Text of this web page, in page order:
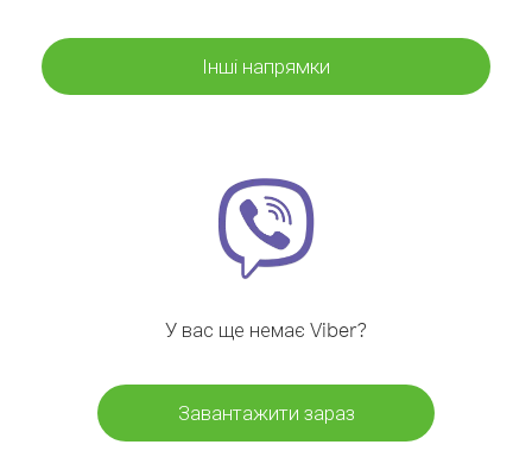
Інші напрямки
У вас ще немає Viber?
Завантажити зараз